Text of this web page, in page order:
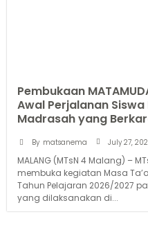
Pembukaan
Awal Perjalanan
Madrasah yang
By matsanema July 27,
MALANG (MTsN 4 Malang) –
membuka kegiatan Masa
Tahun Pelajaran 2026/2027
yang dilaksanakan di...